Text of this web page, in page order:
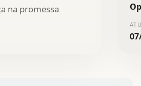
na promessa